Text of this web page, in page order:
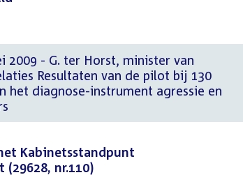
2009 - G. ter Horst, minister van
Resultaten van de pilot bij 130
het diagnose-instrument agressie en
Kabinetsstandpunt
nr.110)